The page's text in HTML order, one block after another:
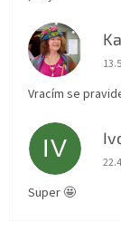
KV
Vracím se
IV
Super 🤩